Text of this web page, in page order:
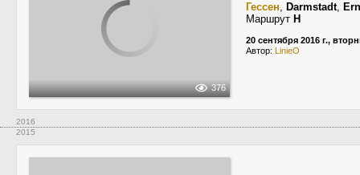
376
Гессен, Darmstadt,
Маршрут H
20 сентября 2016 г.,
Автор: LinieO
2016
2015